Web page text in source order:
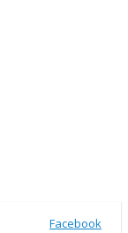
Facebook